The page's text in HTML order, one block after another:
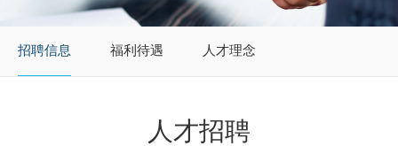
招聘信息 福利待遇 人才理念
人才招聘